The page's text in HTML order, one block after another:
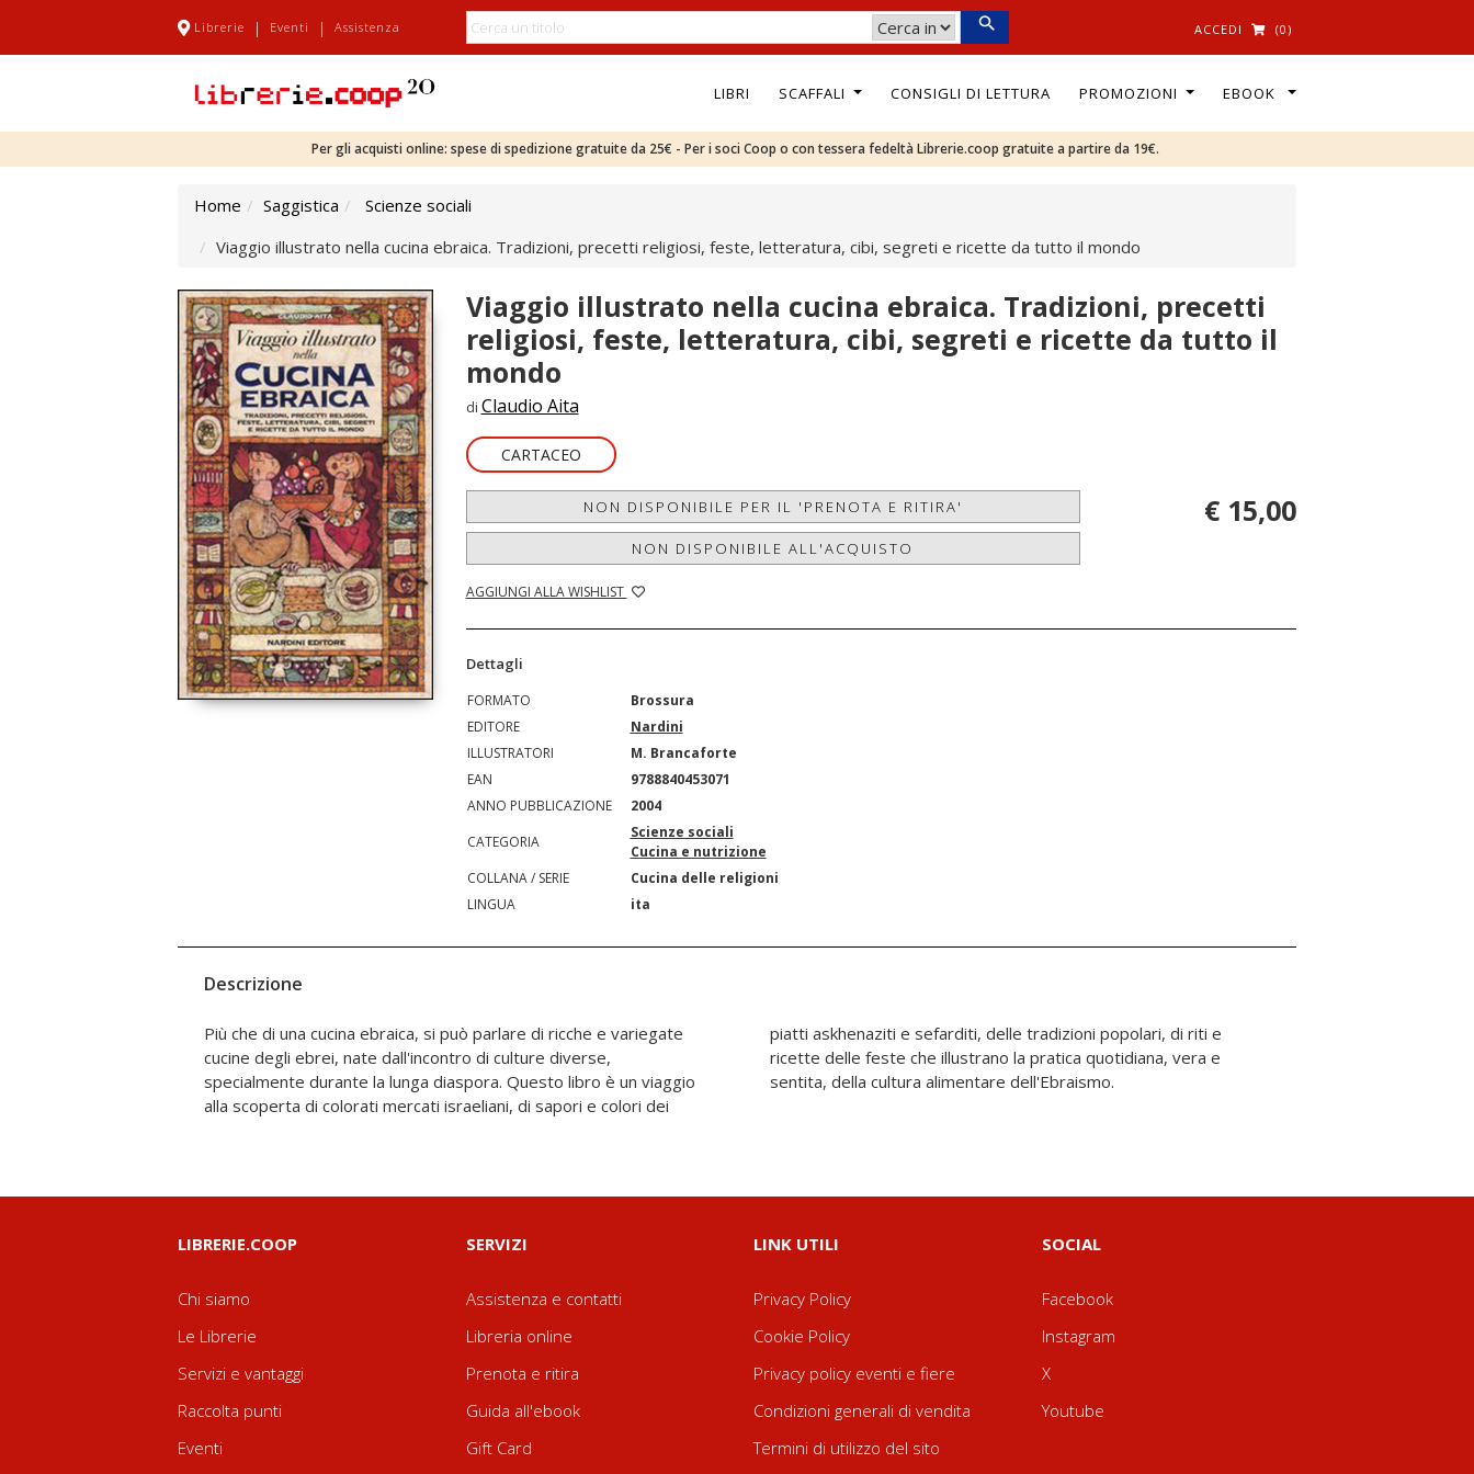
Librerie | Eventi | Assistenza ACCEDI (0)
LIBRI SCAFFALI CONSIGLI DI LETTURA PROMOZIONI EBOOK
Per gli acquisti online: spese di spedizione gratuite da 25€ - Per i soci Coop o con tessera fedeltà Librerie.coop gratuite a partire da 19€.
Home Saggistica
Scienze sociali
Viaggio illustrato nella cucina ebraica. Tradizioni, precetti religiosi, feste, letteratura, cibi, segreti e ricette da tutto il mondo
Viaggio illustrato nella cucina ebraica. Tradizioni, precetti
religiosi, feste, letteratura, cibi, segreti e ricette da tutto il
mondo
di Claudio Aita
CARTACEO
NON DISPONIBILE PER IL 'PRENOTA E RITIRA'
NON DISPONIBILE ALL'ACQUISTO
AGGIUNGI ALLA WISHLIST
€ 15,00
Dettagli
FORMATO
Brossura
EDITORE
Nardini
ILLUSTRATORI
M. Brancaforte
EAN
9788840453071
ANNO PUBBLICAZIONE
2004
CATEGORIA
Scienze sociali
Cucina e nutrizione
COLLANA / SERIE
Cucina delle religioni
LINGUA
ita
Descrizione
Più che di una cucina ebraica, si può parlare di ricche e variegate
cucine degli ebrei, nate dall'incontro di culture diverse,
specialmente durante la lunga diaspora. Questo libro è un viaggio
alla scoperta di colorati mercati israeliani, di sapori e colori dei
piatti askhenaziti e sefarditi, delle tradizioni popolari, di riti e
ricette delle feste che illustrano la pratica quotidiana, vera e
sentita, della cultura alimentare dell'Ebraismo.
LIBRERIE.COOP
Chi siamo
Le Librerie
Servizi e vantaggi
Raccolta punti
Eventi
SERVIZI
Assistenza e contatti
Libreria online
Prenota e ritira
Guida all'ebook
Gift Card
LINK UTILI
Privacy Policy
Cookie Policy
Privacy policy eventi e fiere
Condizioni generali di vendita
Termini di utilizzo del sito
SOCIAL
Facebook
Instagram
X
Youtube